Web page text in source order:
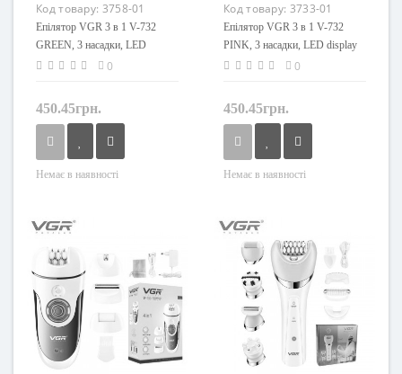
Код товару: 3758-01
Епілятор VGR 3 в 1 V-732
GREEN, 3 насадки, LED
display
0
450.45грн.
Немає в наявності
Код товару: 3733-01
Епілятор VGR 3 в 1 V-732
PINK, 3 насадки, LED display
0
450.45грн.
Немає в наявності